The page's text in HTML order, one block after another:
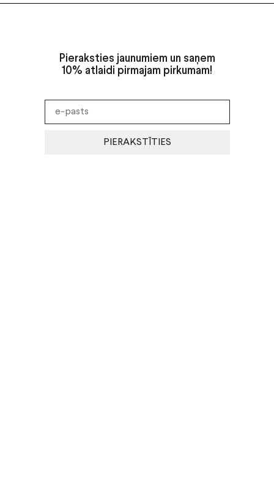
Pieraksties jaunumiem un saņem
10% atlaidi pirmajam pirkumam!
PIERAKSTĪTIES